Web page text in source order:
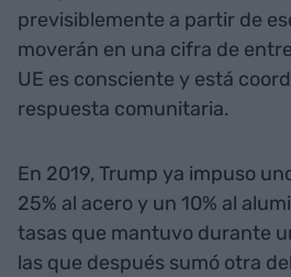
previsiblemente a partir de
moverán en una cifra de
UE es consciente y está
respuesta comunitaria.
En 2019, Trump ya impuso
25% al acero y un 10% al
tasas que mantuvo durante
las que después sumó otra